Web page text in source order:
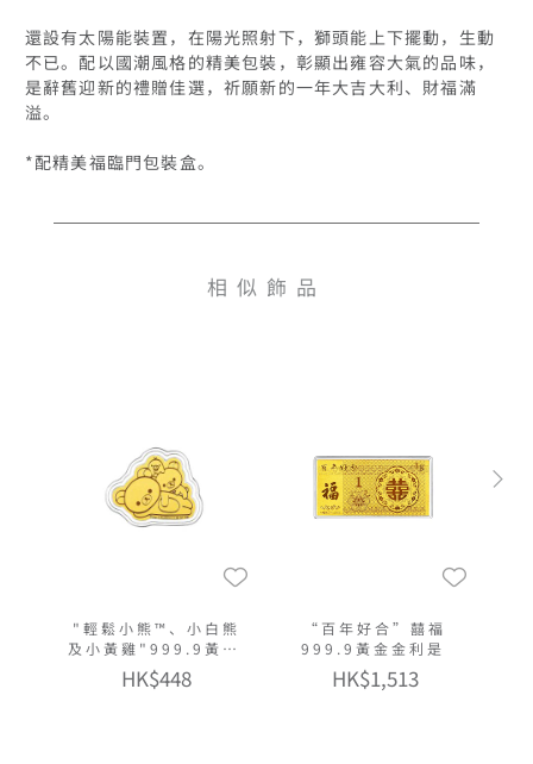
還設有太陽能裝置，在陽光照射下，獅頭能上下擺動，生動
不已。配以國潮風格的精美包裝，彰顯出雍容大氣的品味，
是辭舊迎新的禮贈佳選，祈願新的一年大吉大利、財福滿
溢。
相似飾品
"輕鬆小熊™、小白熊
及小黃雞"999.9黃金
多功能金章掛飾
HK$448
“百年好合”囍福
999.9黃金金利是
HK$1,513